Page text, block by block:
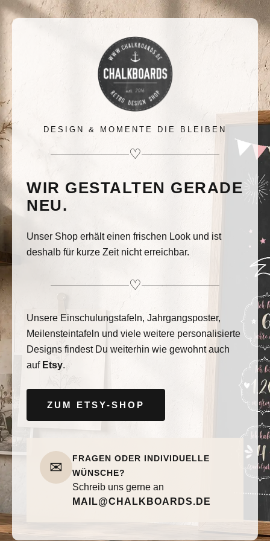
DESIGN & MOMENTE DIE BLEIBEN
♡
WIR GESTALTEN GERADE
NEU.
Unser Shop erhält einen frischen Look und ist
deshalb für kurze Zeit nicht erreichbar.
♡
Unsere Einschulungstafeln, Jahrgangsposter,
Meilensteintafeln und viele weitere personalisierte
Designs findest Du weiterhin wie gewohnt auch
auf Etsy.
ZUM ETSY-SHOP
✉
FRAGEN ODER INDIVIDUELLE
WÜNSCHE?
Schreib uns gerne an
MAIL@CHALKBOARDS.DE